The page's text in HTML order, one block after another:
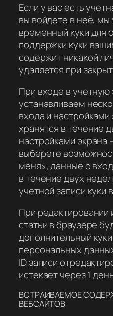
Если у вас есть
вы войдете в неё, мы
временный куки для
поддержки куки
содержит никакой
удаляется при
При входе в учетную
устанавливаем
входа и настройками
хранятся в течение
настройками экрана
выберете
меня», данные о
в течение двух
учетной записи куки
При редактировании
статьи в браузере
дополнительный
персональных
ID записи
истекает через 1
ВСТРАИВАЕМОЕ
ВЕБСАЙТОВ